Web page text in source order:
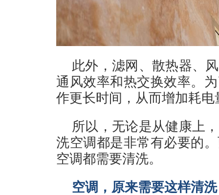
此外，滤网、散热器、
通风效率和热交换效率。
作更长时间，从而增加耗
所以，无论是从健康上
洗空调都是非常有必要的
空调都需要清洗。
空调，原来需要这样清洗